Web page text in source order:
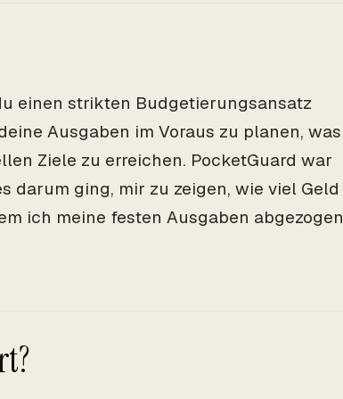
einen strikten Budgetierungsansatz
Ausgaben im Voraus zu planen, was
Ziele zu erreichen. PocketGuard war
darum ging, mir zu zeigen, wie viel Geld
ich meine festen Ausgaben abgezogen